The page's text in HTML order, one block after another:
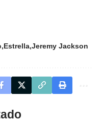
Estrella Jeremy Jackson